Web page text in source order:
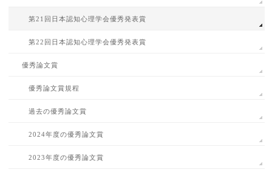
第21回日本認知心理学会優秀発表賞
第22回日本認知心理学会優秀発表賞
優秀論文賞
優秀論文賞規程
過去の優秀論文賞
2024年度の優秀論文賞
2023年度の優秀論文賞